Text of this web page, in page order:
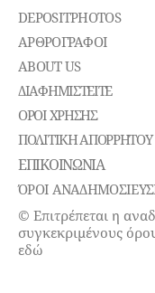
DEPOSITPHOTOS
ΑΡΘΡΟΓΡΑΦΟΙ
ABOUT US
ΔΙΑΦΗΜΙΣΤΕΊΤΕ
ΌΡΟΙ ΧΡΉΣΗΣ
ΠΟΛΙΤΙΚΉ ΑΠΟΡΡΉΤΟΥ
ΕΠΙΚΟΙΝΩΝΊΑ
ΌΡΟΙ
© Επιτρέπεται η
συγκεκριμένους
εδώ